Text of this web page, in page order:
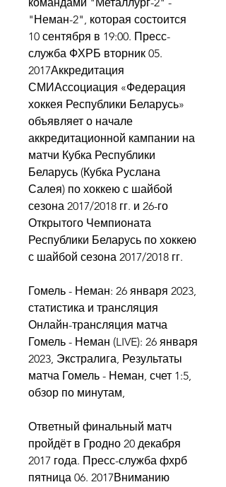
"Неман-2", которая состоится
10 сентября в 19:00. Пресс-
служба ФХРБ вторник 05.
2017Аккредитация
СМИАссоциация «Федерация
хоккея Республики Беларусь»
объявляет о начале
аккредитационной кампании на
матчи Кубка Республики
Беларусь (Кубка Руслана
Салея) по хоккею с шайбой
сезона 2017/2018 гг. и 26-го
Открытого Чемпионата
Республики Беларусь по хоккею
с шайбой сезона 2017/2018 гг.
Гомель - Неман: 26 января 2023,
статистика и трансляция
Онлайн-трансляция матча
Гомель - Неман (LIVE): 26 января
2023, Экстралига, Результаты
матча Гомель - Неман, счет 1:5,
обзор по минутам,
Ответный финальный матч
пройдёт в Гродно 20 декабря
2017 года. Пресс-служба фхрб
пятница 06. 2017Вниманию